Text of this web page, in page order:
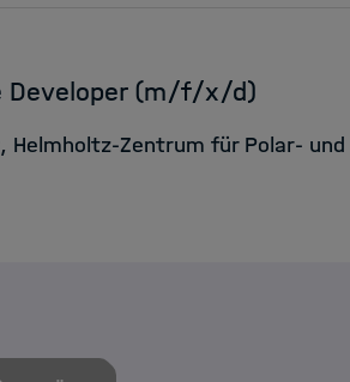
Developer (m/f/x/d)
Zentrum für Polar-